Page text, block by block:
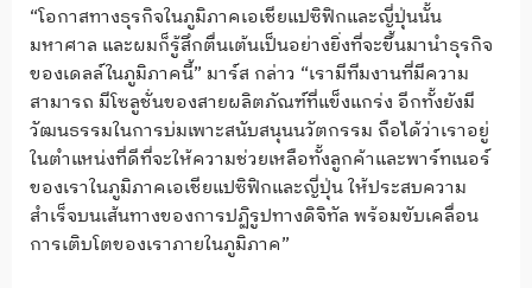
“โอกาสทางธุรกิจในภูมิภาคเอเชียแปซิฟิกและญี่ปุ่นนั้น
มหาศาล และผมก็รู้สึกตื่นเต้นเป็นอย่างยิ่งที่จะขึ้นมานำธุรกิจ
ของเดลล์ในภูมิภาคนี้” มาร์ส กล่าว “เรามีทีมงานที่มีความ
สามารถ มีโซลูชั่นของสายผลิตภัณฑ์ที่แข็งแกร่ง อีกทั้งยังมี
วัฒนธรรมในการบ่มเพาะสนับสนุนนวัตกรรม ถือได้ว่าเราอยู่
ในตำแหน่งที่ดีที่จะให้ความช่วยเหลือทั้งลูกค้าและพาร์ทเนอร์
ของเราในภูมิภาคเอเชียแปซิฟิกและญี่ปุ่น ให้ประสบความ
สำเร็จบนเส้นทางของการปฏิรูปทางดิจิทัล พร้อมขับเคลื่อน
การเติบโตของเราภายในภูมิภาค”